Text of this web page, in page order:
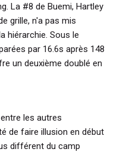
La #8 de Buemi, Hartley
grille, n'a pas mis
hiérarchie. Sous le
par 16.6s après 148
un deuxième doublé en
les autres
de faire illusion en début
différent du camp